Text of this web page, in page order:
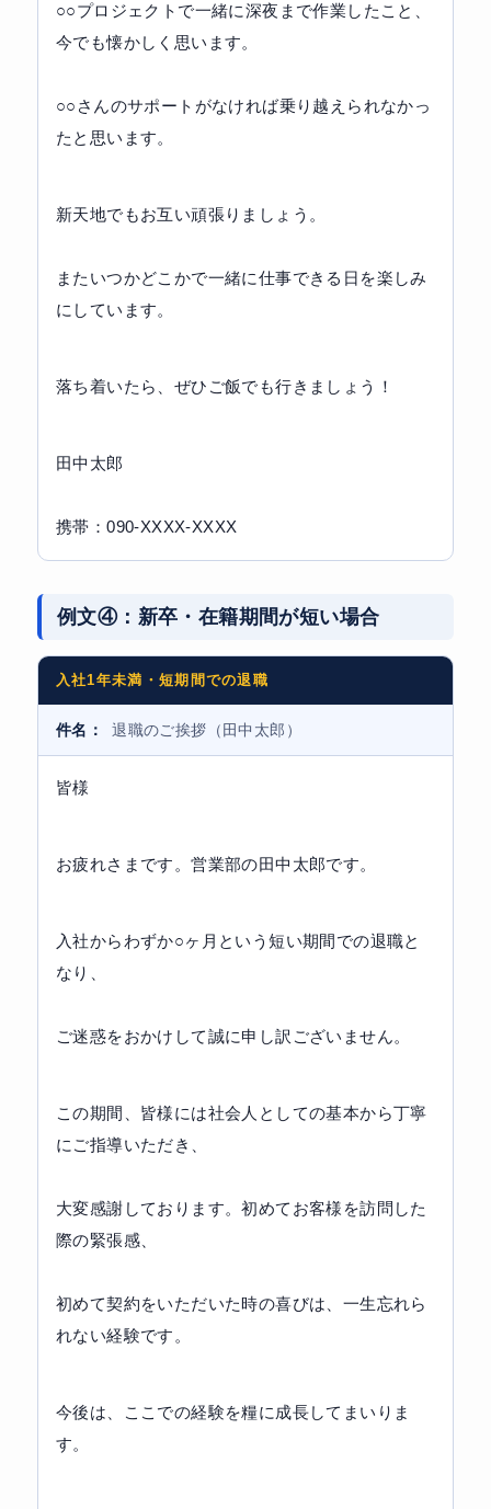
○○プロジェクトで一緒に深夜まで作業したこと、
今でも懐かしく思います。
○○さんのサポートがなければ乗り越えられなかっ
たと思います。
新天地でもお互い頑張りましょう。
またいつかどこかで一緒に仕事できる日を楽しみ
にしています。
落ち着いたら、ぜひご飯でも行きましょう！
田中太郎
携帯：090-XXXX-XXXX
例文④：新卒・在籍期間が短い場合
入社1年未満・短期間での退職
件名： 退職のご挨拶（田中太郎）
皆様
お疲れさまです。営業部の田中太郎です。
入社からわずか○ヶ月という短い期間での退職と
なり、
ご迷惑をおかけして誠に申し訳ございません。
この期間、皆様には社会人としての基本から丁寧
にご指導いただき、
大変感謝しております。初めてお客様を訪問した
際の緊張感、
初めて契約をいただいた時の喜びは、一生忘れら
れない経験です。
今後は、ここでの経験を糧に成長してまいりま
す。